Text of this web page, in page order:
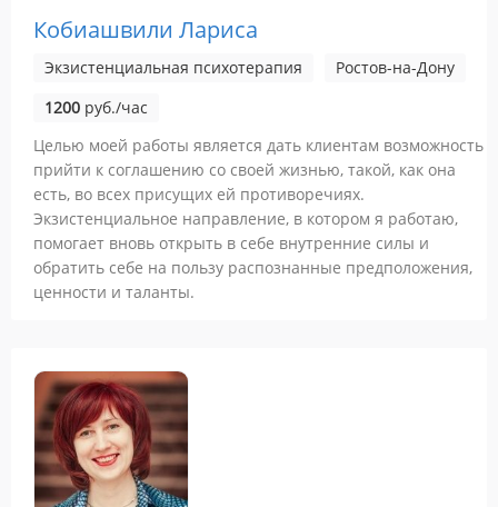
Кобиашвили Лариса
Экзистенциальная психотерапия
Ростов-на-Дону
1200 руб./час
Целью моей работы является дать клиентам возможность
прийти к соглашению со своей жизнью, такой, как она
есть, во всех присущих ей противоречиях.
Экзистенциальное направление, в котором я работаю,
помогает вновь открыть в себе внутренние силы и
обратить себе на пользу распознанные предположения,
ценности и таланты.